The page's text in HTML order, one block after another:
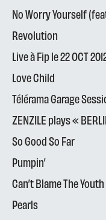
No Worry Yourself
Revolution
Live à Fip le 22 OCT
Love Child
Télérama Garage
ZENZILE plays «
So Good So Far
Pumpin’
Can’t Blame The
Pearls